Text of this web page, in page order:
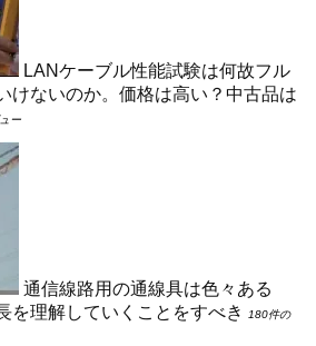
LANケーブル性能試験は何故フル
けないのか。価格は高い？中古品は
ー
通信線路用の通線具は色々ある
を理解していくことをすべき
180件の